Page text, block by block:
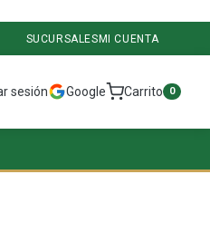
SUCURSALESMI CUENTA
sesión Google Carrito 0